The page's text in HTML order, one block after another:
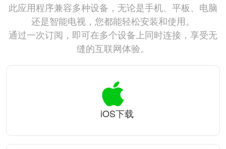
此应用程序兼容多种设备，无论是手机、平板、电脑
还是智能电视，您都能轻松安装和使用。
通过一次订阅，即可在多个设备上同时连接，享受无
缝的互联网体验。
iOS下载